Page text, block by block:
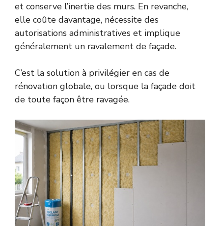
et conserve l’inertie des murs. En revanche,
elle coûte davantage, nécessite des
autorisations administratives et implique
généralement un ravalement de façade.
C’est la solution à privilégier en cas de
rénovation globale, ou lorsque la façade doit
de toute façon être ravagée.